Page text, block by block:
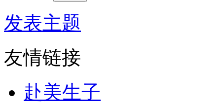
发表主题
友情链接
赴美生子